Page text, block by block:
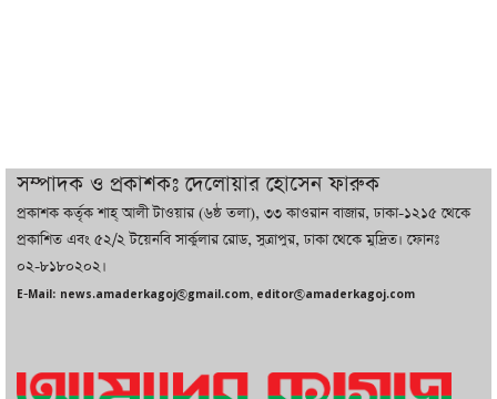
বাজারে কাঁচা মরিচে ‘আগুন’, ‘এত দাম তো
আগে দেখিনি’
সম্পাদক ও প্রকাশকঃ দেলোয়ার হোসেন ফারুক
প্রকাশক কর্তৃক শাহ্ আলী টাওয়ার (৬ষ্ঠ তলা), ৩৩ কাওরান বাজার, ঢাকা-১২১৫ থেকে
প্রকাশিত এবং ৫২/২ টয়েনবি সার্কুলার রোড, সুত্রাপুর, ঢাকা থেকে মুদ্রিত। ফোনঃ
০২-৮১৮০২০২।
E-Mail: news.amaderkagoj@gmail.com, editor@amaderkagoj.com